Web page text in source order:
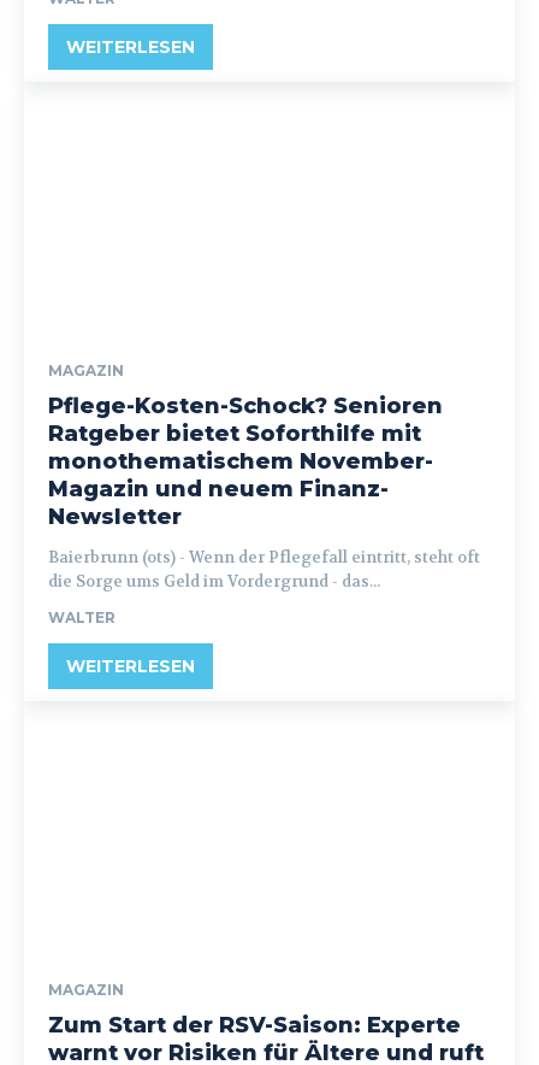
WEITERLESEN
MAGAZIN
Pflege-Kosten-Schock? Senioren
Ratgeber bietet Soforthilfe mit
monothematischem November-
Magazin und neuem Finanz-
Newsletter
Baierbrunn (ots) - Wenn der Pflegefall eintritt, steht oft
die Sorge ums Geld im Vordergrund - das...
WALTER
WEITERLESEN
MAGAZIN
Zum Start der RSV-Saison: Experte
warnt vor Risiken für Ältere und ruft